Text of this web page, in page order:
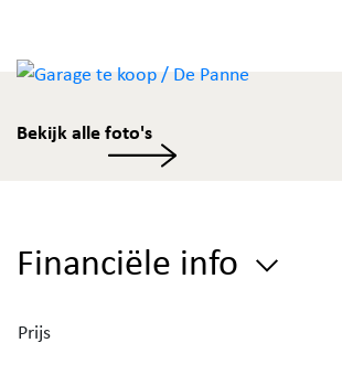
Bekijk alle foto's
Financiële info
Prijs